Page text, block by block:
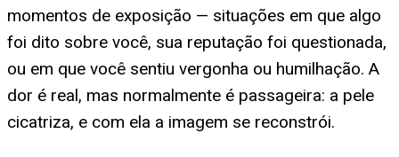
momentos de exposição — situações em que algo
foi dito sobre você, sua reputação foi questionada,
ou em que você sentiu vergonha ou humilhação. A
dor é real, mas normalmente é passageira: a pele
cicatriza, e com ela a imagem se reconstrói.